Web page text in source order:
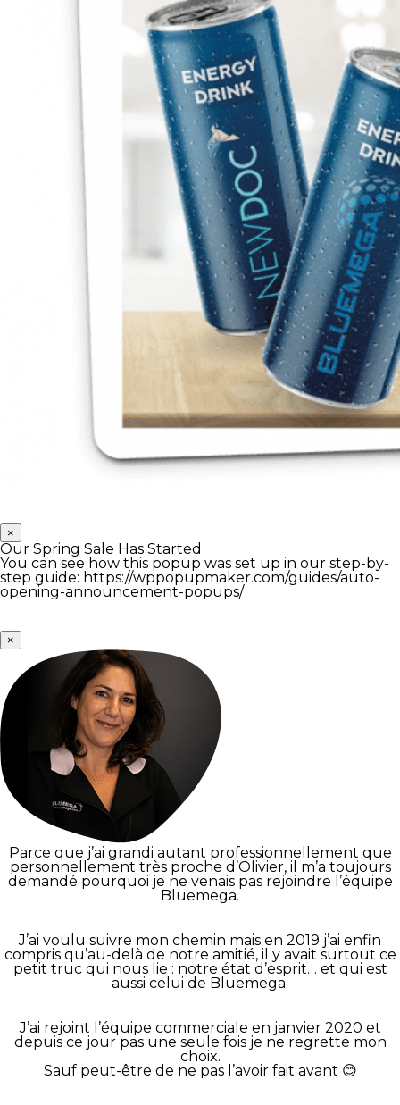
×
Our Spring Sale Has Started
You can see how this popup was set up in our step-by-
step guide: https://wppopupmaker.com/guides/auto-
opening-announcement-popups/
×
Parce que j’ai grandi autant professionnellement que
personnellement très proche d’Olivier, il m’a toujours
demandé pourquoi je ne venais pas rejoindre l’équipe
Bluemega.
J’ai voulu suivre mon chemin mais en 2019 j’ai enfin
compris qu’au-delà de notre amitié, il y avait surtout ce
petit truc qui nous lie : notre état d’esprit… et qui est
aussi celui de Bluemega.
J’ai rejoint l’équipe commerciale en janvier 2020 et
depuis ce jour pas une seule fois je ne regrette mon
choix.
Sauf peut-être de ne pas l’avoir fait avant 😊